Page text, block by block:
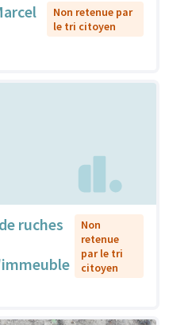
Non retenue par
le tri citoyen
ruches
Non
retenue
par le tri
citoyen